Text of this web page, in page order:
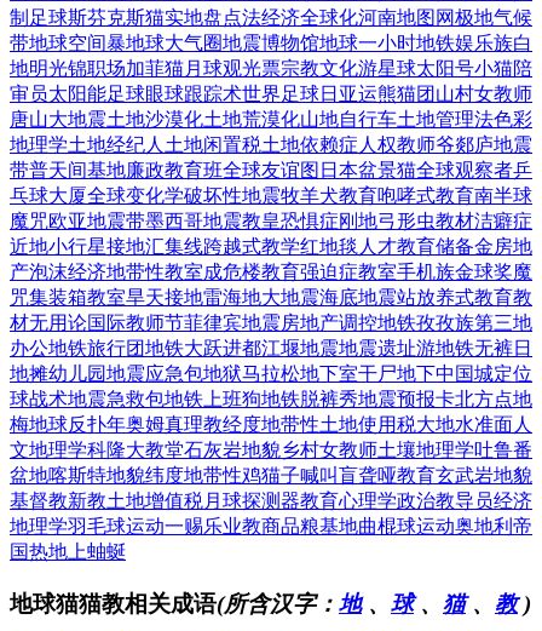
制足球斯芬克斯猫实地盘点法经济全球化河南地图网极地气候
带地球空间暴地球大气圈地震博物馆地球一小时地铁娱乐族白
地明光锦职场加菲猫月球观光票宗教文化游星球太阳号小猫陪
审员太阳能足球眼球跟踪术世界足球日 亚运熊猫团 山村女教师
唐山大地震土地沙漠化土地荒漠化山地自行车土地管理法色彩
地理学土地经纪人 土地闲置税土地依赖症 人权教师爷郯庐地震
带普天间基地廉政教育班全球友谊图 日本盆景猫全球观察者乒
乓球大厦全球变化学破坏性地震牧羊犬教育咆哮式教育南半球
魔咒欧亚地震带墨西哥地震教皇恐惧症刚地弓形虫教材洁癖症
近地小行星接地汇集线跨越式教学红地毯人才教育储备金房地
产泡沫经济地带性教室成危楼教育强迫症教室手机族金球奖魔
咒集装箱教室旱天接地雷海地大地震海底地震站放养式教育教
材无用论国际教师节菲律宾地震房地产调控地铁孜孜族第三地
办公地铁旅行团地铁大跃进都江堰地震地震遗址游地铁无裤日
地摊幼儿园地震应急包地狱马拉松地下室干尸地下中国城定位
球战术地震急救包地铁上班狗地铁脱裤秀地震预报卡北方点地
梅地球反扑年奥姆真理教经度地带性土地使用税大地水准面人
文地理学科隆大教堂石灰岩地貌乡村女教师土壤地理学吐鲁番
盆地喀斯特地貌纬度地带性鸡猫子喊叫盲聋哑教育玄武岩地貌
基督教新教土地增值税月球探测器教育心理学政治教导员经济
地理学羽毛球运动一赐乐业教商品粮基地曲棍球运动奥地利帝
国热地上蚰蜒
地球猫猫教相关成语(所含汉字： 地、 球、 猫、 教)